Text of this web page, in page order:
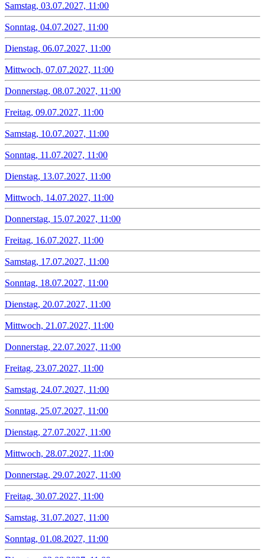
Samstag, 03.07.2027, 11:00
Sonntag, 04.07.2027, 11:00
Dienstag, 06.07.2027, 11:00
Mittwoch, 07.07.2027, 11:00
Donnerstag, 08.07.2027, 11:00
Freitag, 09.07.2027, 11:00
Samstag, 10.07.2027, 11:00
Sonntag, 11.07.2027, 11:00
Dienstag, 13.07.2027, 11:00
Mittwoch, 14.07.2027, 11:00
Donnerstag, 15.07.2027, 11:00
Freitag, 16.07.2027, 11:00
Samstag, 17.07.2027, 11:00
Sonntag, 18.07.2027, 11:00
Dienstag, 20.07.2027, 11:00
Mittwoch, 21.07.2027, 11:00
Donnerstag, 22.07.2027, 11:00
Freitag, 23.07.2027, 11:00
Samstag, 24.07.2027, 11:00
Sonntag, 25.07.2027, 11:00
Dienstag, 27.07.2027, 11:00
Mittwoch, 28.07.2027, 11:00
Donnerstag, 29.07.2027, 11:00
Freitag, 30.07.2027, 11:00
Samstag, 31.07.2027, 11:00
Sonntag, 01.08.2027, 11:00